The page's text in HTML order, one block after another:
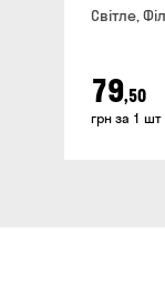
Світле,
79,50
грн за 1 шт